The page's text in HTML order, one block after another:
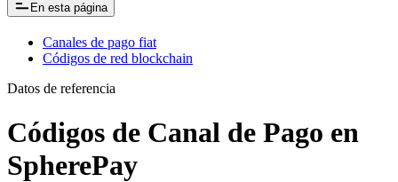
En esta página
Canales de pago fiat
Códigos de red blockchain
Datos de referencia
Códigos de Canal de Pago en
SpherePay